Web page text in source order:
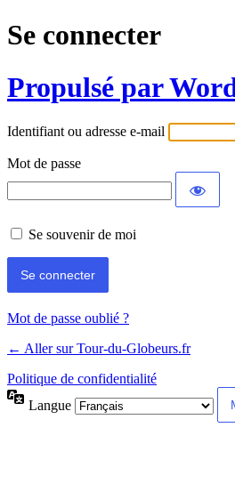
Se connecter
Propulsé par
Identifiant ou adresse e-mail
Mot de passe
Se souvenir de moi
Mot de passe oublié ?
← Aller sur Tour-du-Globeurs.fr
Politique de confidentialité
Langue